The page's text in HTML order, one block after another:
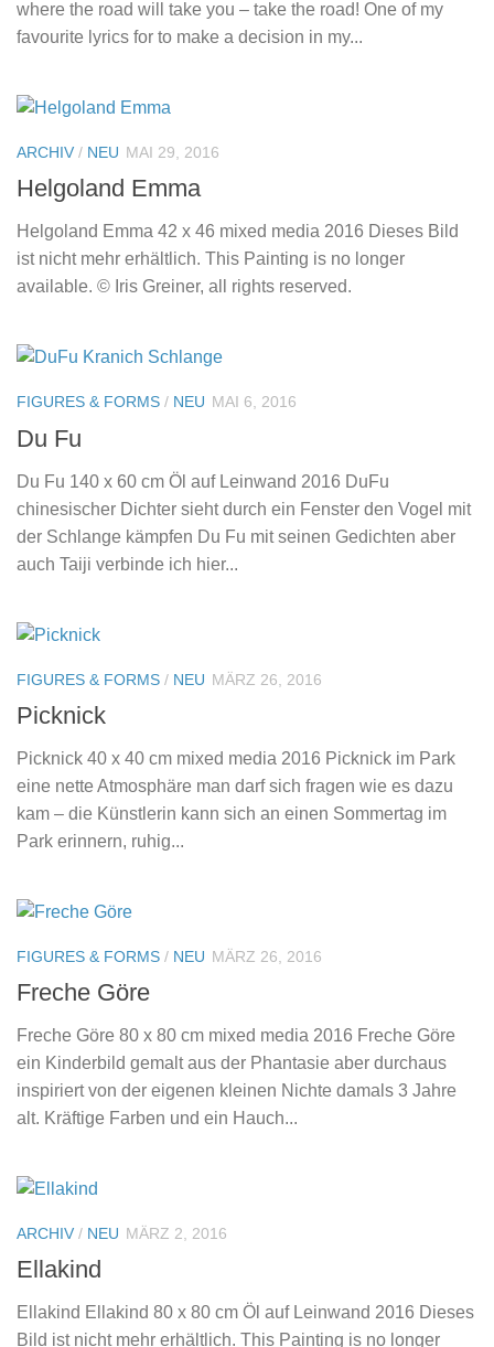
where the road will take you – take the road! One of my
favourite lyrics for to make a decision in my...
ARCHIV / NEU MAI 29, 2016
Helgoland Emma
Helgoland Emma 42 x 46 mixed media 2016 Dieses Bild
ist nicht mehr erhältlich. This Painting is no longer
available. © Iris Greiner, all rights reserved.
FIGURES & FORMS / NEU MAI 6, 2016
Du Fu
Du Fu 140 x 60 cm Öl auf Leinwand 2016 DuFu
chinesischer Dichter sieht durch ein Fenster den Vogel mit
der Schlange kämpfen Du Fu mit seinen Gedichten aber
auch Taiji verbinde ich hier...
FIGURES & FORMS / NEU MÄRZ 26, 2016
Picknick
Picknick 40 x 40 cm mixed media 2016 Picknick im Park
eine nette Atmosphäre man darf sich fragen wie es dazu
kam – die Künstlerin kann sich an einen Sommertag im
Park erinnern, ruhig...
FIGURES & FORMS / NEU MÄRZ 26, 2016
Freche Göre
Freche Göre 80 x 80 cm mixed media 2016 Freche Göre
ein Kinderbild gemalt aus der Phantasie aber durchaus
inspiriert von der eigenen kleinen Nichte damals 3 Jahre
alt. Kräftige Farben und ein Hauch...
ARCHIV / NEU MÄRZ 2, 2016
Ellakind
Ellakind Ellakind 80 x 80 cm Öl auf Leinwand 2016 Dieses
Bild ist nicht mehr erhältlich. This Painting is no longer